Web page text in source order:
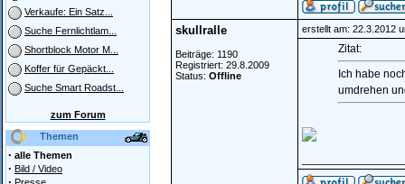
Verkaufe: Ein Satz...
Suche Fernlichtlam...
Shortblock Motor M...
Koffer für Gepäckt...
Suche Smart Roadst...
zum Forum
Themen
· alle Themen
· Bild / Video
skullralle
Beiträge: 1190
Registriert: 29.8.2009
Status: Offline
erstellt am: 22.3.2012
Zitat:
Ich habe
umdrehen